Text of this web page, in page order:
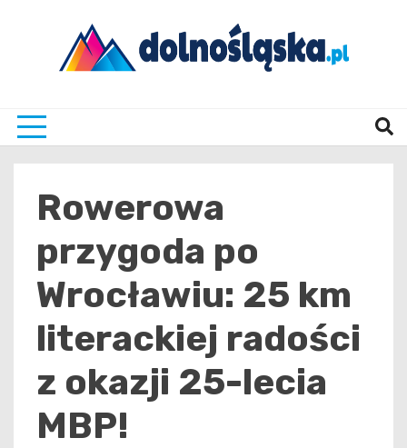
Rowerowa
przygoda po
Wrocławiu: 25 km
literackiej radości
z okazji 25-lecia
MBP!